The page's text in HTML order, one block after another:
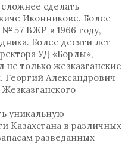
сделать
Иконникове. Более
№ 57 ВЖР в 1966 году,
Более десяти лет
УД «Борлы»,
только жезказганские
Александрович
уникальную
Казахстана в различных
разведанных